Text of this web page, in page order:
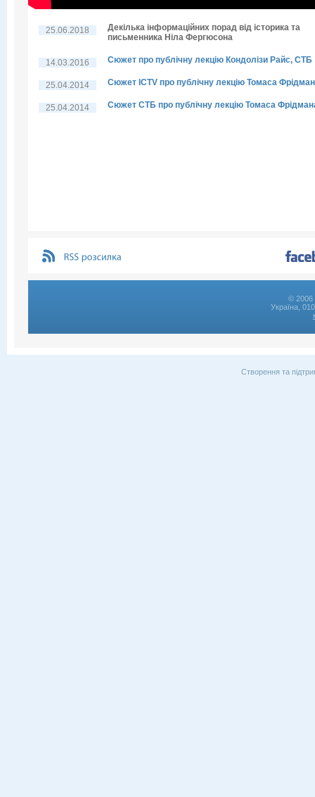
25.06.2018
Декілька інформаційних порад від історика та
письменника Ніла Фергюсона
14.03.2016 Сюжет про публічну лекцію Кондолізи Райс, СТБ
25.04.2014 Сюжет ICTV про публічну лекцію Томаса
25.04.2014 Сюжет СТБ про публічну лекцію Томаса
© 2006
Україна,
Створення та